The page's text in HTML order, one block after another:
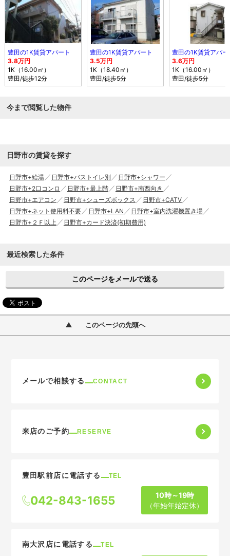
豊田の1K賃貸アパート
3.8万円
1K（16.00㎡）
豊田/徒歩12分
豊田の1K賃貸アパート
3.5万円
1K（18.40㎡）
豊田/徒歩5分
豊田の1K賃貸アパー
3.6万円
1K（16.00㎡）
豊田/徒歩5分
今まで閲覧した物件
日野市の賃貸を探す
日野市+給湯 日野市+バストイレ別
日野市+シャワー
日野市+2口コンロ
日野市+最上階
日野市+南西向き
日野市+エアコン
日野市+シューズボックス
日野市+CATV
日野市+ネット使用料不要
日野市+LAN
日野市+室内洗濯機置き場
日野市+２Ｆ以上
日野市+カード決済(初期費用)
最近検索した条件
このページをメールで送る
このページの先頭へ
メールで相談する CONTACT
来店のご予約 RESERVE
豊田駅前店に電話する TEL
042-843-1655
10時～19時
（年始年始定休）
南大沢店に電話する TEL